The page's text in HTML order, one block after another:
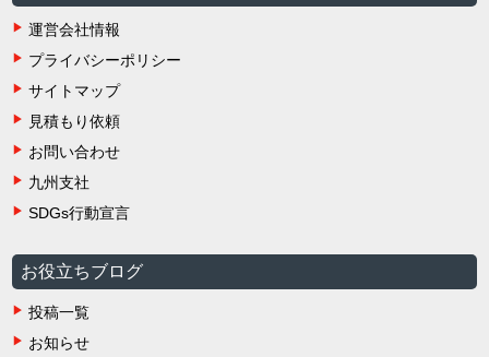
運営会社情報
プライバシーポリシー
サイトマップ
見積もり依頼
お問い合わせ
九州支社
SDGs行動宣言
お役立ちブログ
投稿一覧
お知らせ